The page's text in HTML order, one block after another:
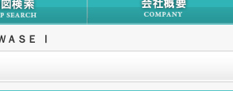
ＡＳＥ Ⅰ